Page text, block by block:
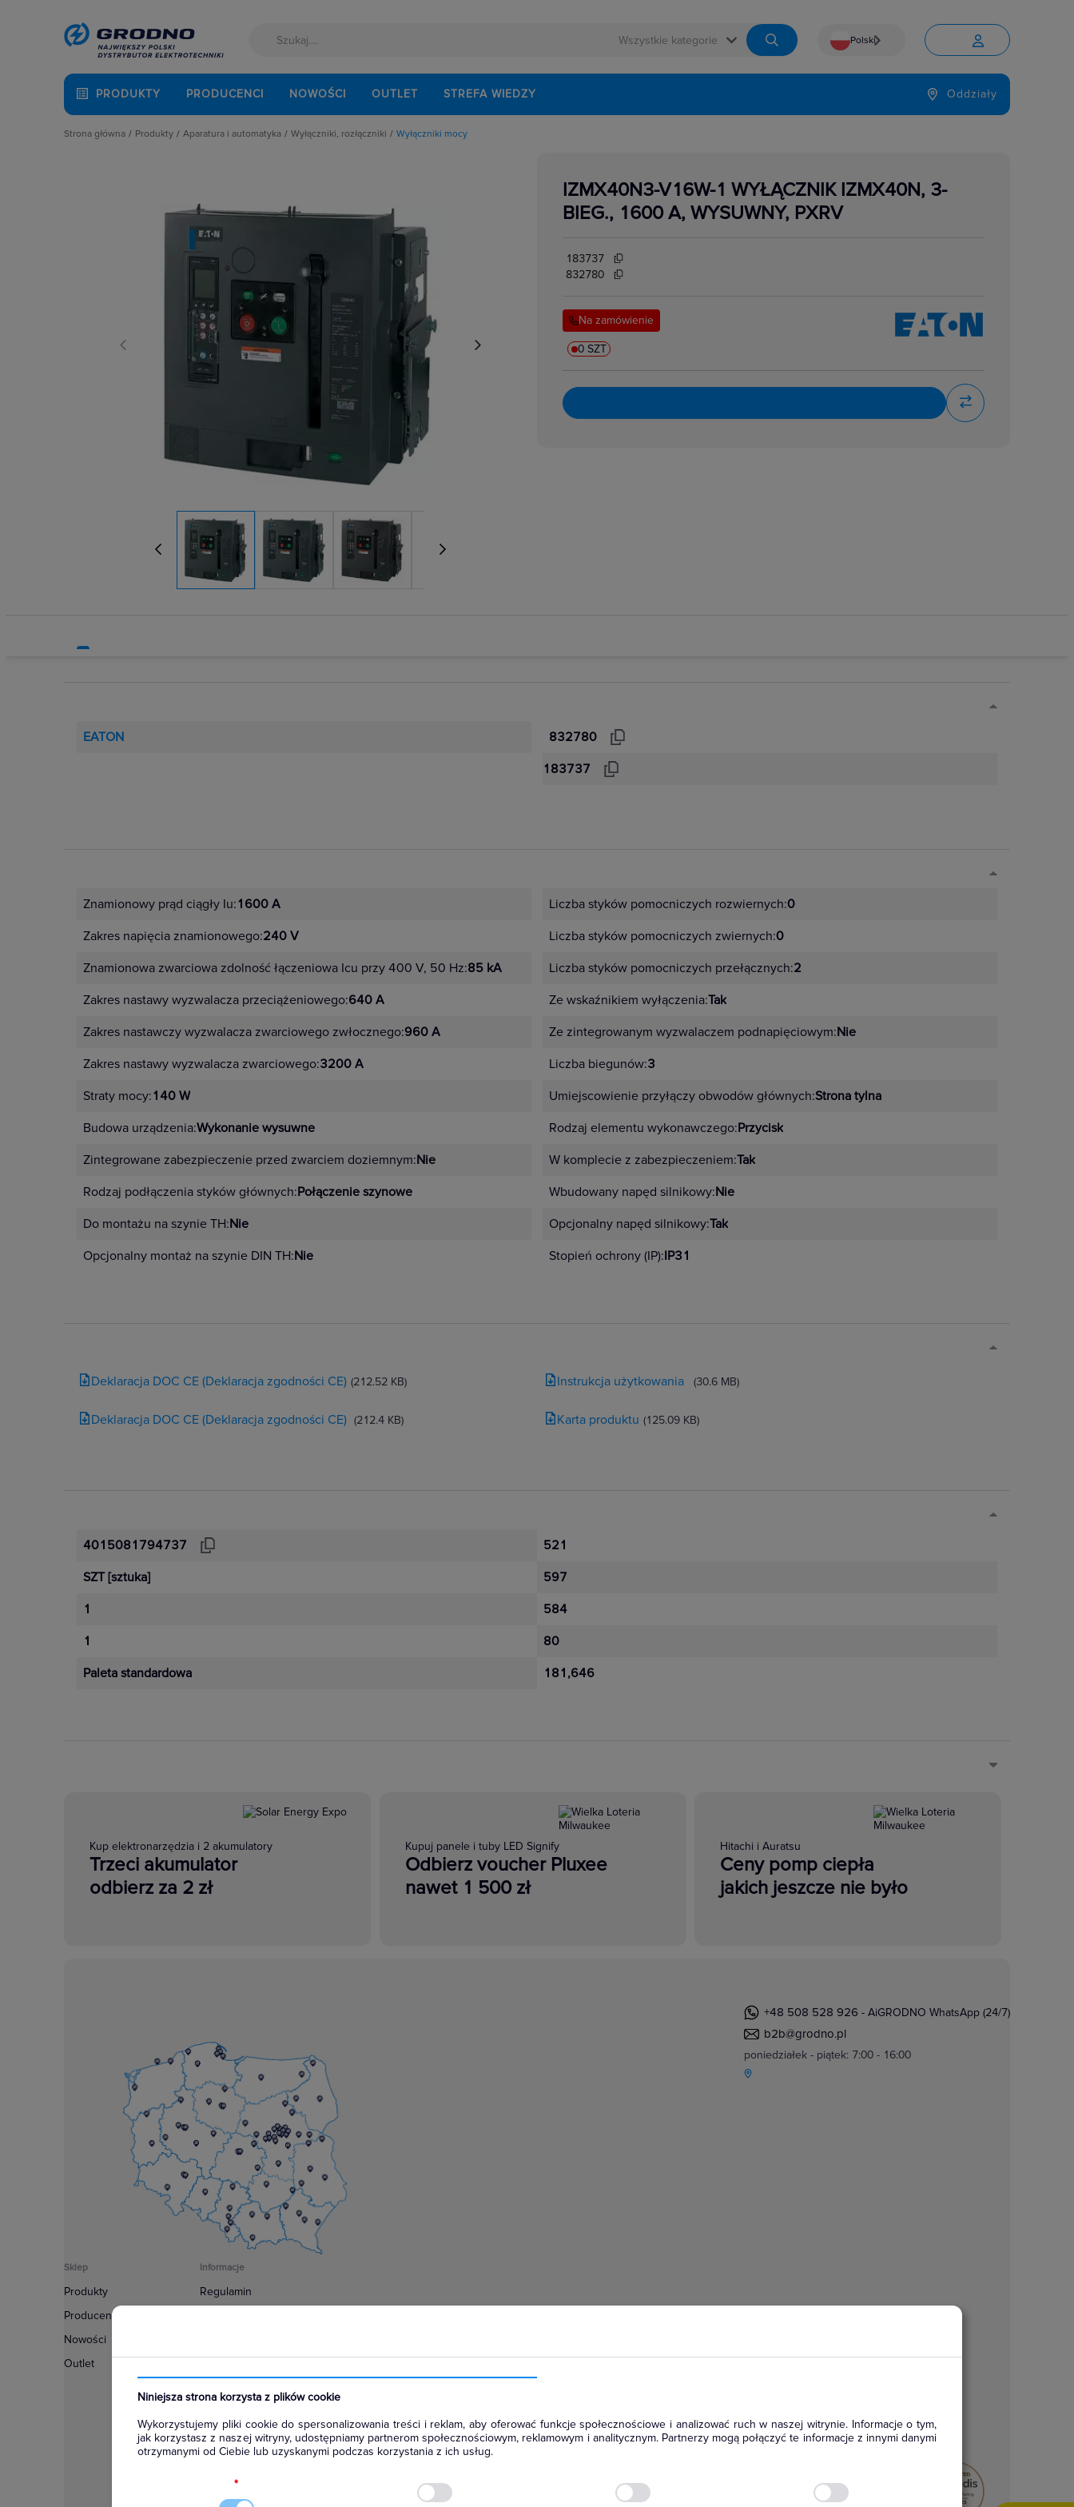
 Polski
Język

PRODUKTY PRODUCENCI NOWOŚCI OUTLET STREFA WIEDZY Oddziały
Niniejsza strona korzysta z plików cookie
Wykorzystujemy pliki cookie do spersonalizowania treści i reklam, aby oferować funkcje społecznościowe i analizować ruch w naszej witrynie. Informacje o tym,
jak korzystasz z naszej witryny, udostępniamy partnerom społecznościowym, reklamowym i analitycznym. Partnerzy mogą połączyć te informacje z innymi danymi
otrzymanymi od Ciebie lub uzyskanymi podczas korzystania z ich usług.
*
Strona główna
Produkty
Fotowoltaika
Kable i przewody
Łączniki i gniazda
Narzędzia i mierniki
Ochrona odgromowa
Odzież ochronna i BHP
Osprzęt siłowy, przenośny
Pompy ciepła
Prowadzenie kabli
Rozdzielnice i obudowy
Sieci zewnętrzne
Stacje ładowania
Systemy bezpieczeństwa
Systemy HVAC
Aparatura i automatyka
Aparatura średniego napięcia
Automatyka przemysłowa
Elementy pasywne
Elementy sterowania i sygnalizacji
Optoelektronika
Przekaźniki
Rozłączniki i podstawy bezpiecznikowe
Sterownie i zabezpieczenie silników elektrycznych
Wyłączniki, rozłączniki
Wyłączniki, rozłączniki
Napędy drzwiowe
Napędy zdalne do wyłączników i rozłączników mocy
Obudowy do łączników i rozłączników
Osłony zacisków i przegrody
Pozostałe akcesoria
Przełączniki i łączniki krzywkowe
Przełączniki zasilania
Rozłączniki izolacyjne
Rozłączniki mocy
Styki pomocnicze
Wałki do przedłużenia napędu drzwiowego
Wyłączniki mocy
Wyzwalacze podnapięciowe
Wyzwalacze wzrostowe
Zaciski, przedłużenia, szyny i okablowanie
Wyłączniki mocy
IZMX40N3-V16W-1 WYŁĄCZNIK IZMX40N, 3-
BIEG., 1600 A, WYSUWNY, PXRV
183737
832780
Na zamówienie
0 SZT
EATON
832780
183737
Znamionowy prąd ciągły Iu:1600 A
Zakres napięcia znamionowego:240 V
Znamionowa zwarciowa zdolność łączeniowa Icu przy 400 V, 50 Hz:85 kA
Zakres nastawy wyzwalacza przeciążeniowego:640 A
Zakres nastawczy wyzwalacza zwarciowego zwłocznego:960 A
Zakres nastawy wyzwalacza zwarciowego:3200 A
Straty mocy:140 W
Budowa urządzenia:Wykonanie wysuwne
Zintegrowane zabezpieczenie przed zwarciem doziemnym:Nie
Rodzaj podłączenia styków głównych:Połączenie szynowe
Do montażu na szynie TH:Nie
Opcjonalny montaż na szynie DIN TH:Nie
Liczba styków pomocniczych rozwiernych:0
Liczba styków pomocniczych zwiernych:0
Liczba styków pomocniczych przełącznych:2
Ze wskaźnikiem wyłączenia:Tak
Ze zintegrowanym wyzwalaczem podnapięciowym:Nie
Liczba biegunów:3
Umiejscowienie przyłączy obwodów głównych:Strona tylna
Rodzaj elementu wykonawczego:Przycisk
W komplecie z zabezpieczeniem:Tak
Wbudowany napęd silnikowy:Nie
Opcjonalny napęd silnikowy:Tak
Stopień ochrony (IP):IP31
Deklaracja DOC CE (Deklaracja zgodności CE) (212.52 KB)
Deklaracja DOC CE (Deklaracja zgodności CE) (212.4 KB)
Instrukcja użytkowania (30.6 MB)
Karta produktu (125.09 KB)
4015081794737
SZT [sztuka]
1
1
Paleta standardowa
521
597
584
80
181,646
Kup elektronarzędzia i 2 akumulatory
Trzeci akumulator
odbierz za 2 zł
Kupuj panele i tuby LED Signify
Odbierz voucher Pluxee
nawet 1 500 zł
Hitachi i Auratsu
Ceny pomp ciepła
jakich jeszcze nie było
+48 508 528 926 - AiGRODNO WhatsApp (24/7)
b2b@grodno.pl
poniedziałek - piątek: 7:00 - 16:00
Sklep
Produkty
Producenci
Nowości
Outlet
Informacje
Regulamin
Konfiguratory
Najczęściej zadawane pytania